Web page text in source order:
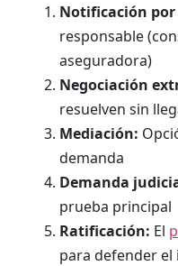
Notificación
responsable
aseguradora)
Negociación
resuelven sin
Mediación:
demanda
Demanda
prueba principal
Ratificación: El
para defender